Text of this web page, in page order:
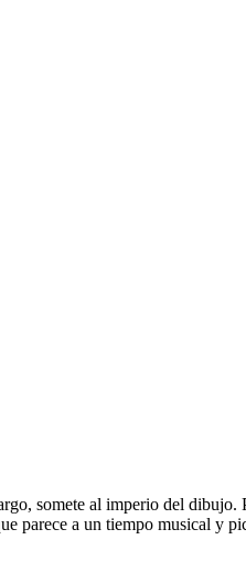
somete al imperio del dibujo.
parece a un tiempo musical y